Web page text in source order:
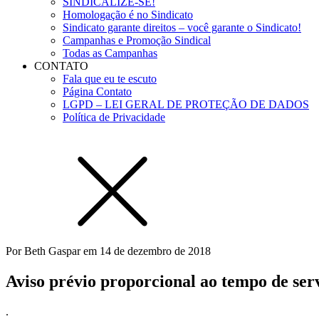
Homologação é no Sindicato
Sindicato garante direitos – você garante o Sindicato!
Campanhas e Promoção Sindical
Todas as Campanhas
CONTATO
Fala que eu te escuto
Página Contato
LGPD – LEI GERAL DE PROTEÇÃO DE DADOS
Política de Privacidade
PorBeth Gasparem 14 de dezembro de 2018
Aviso prévio proporcional ao tempo de
.